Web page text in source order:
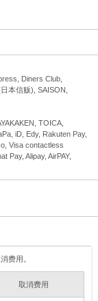
Diners Club,
本信贩), SAISON,
TOICA,
iD, Edy, Rakuten Pay,
Visa contactless
Pay, Alipay, AirPAY,
费用。
取消费用